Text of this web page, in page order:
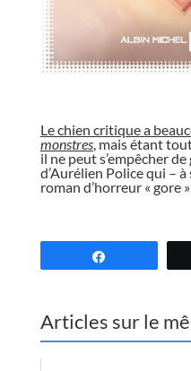
Le chien critique a
monstres, mais étant
il ne peut s’empêcher
d’Aurélien Police qui –
roman d’horreur « gore
Articles sur le